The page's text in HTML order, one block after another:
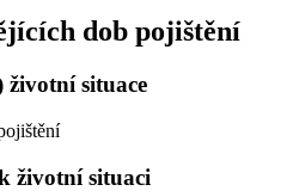
dob pojištění
životní situace
životní situaci